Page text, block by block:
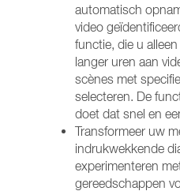
automatisch
video
functie, die u
langer uren aan
scènes met
selecteren. De
doet dat snel en
Transformeer uw
indrukwekkende
experimenteren
gereedschappen